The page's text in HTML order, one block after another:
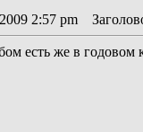
2:57 pm
есть же в годовом